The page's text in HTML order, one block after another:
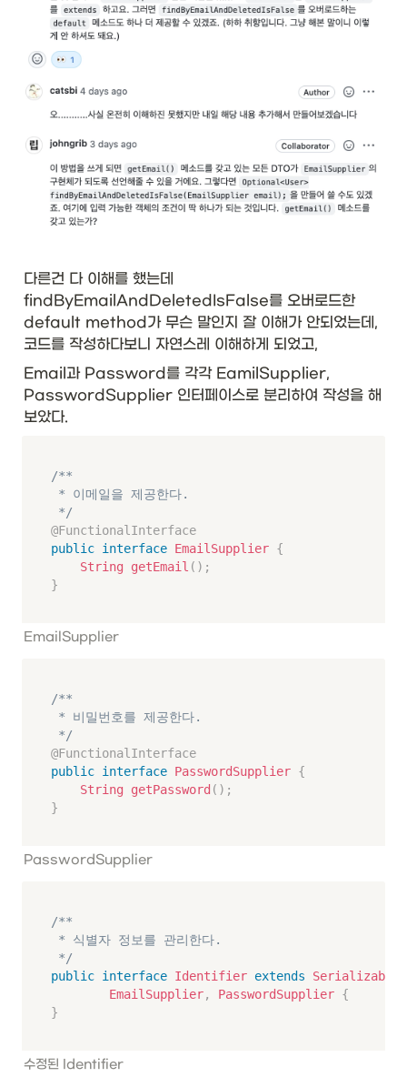
다른건 다 이해를 했는데
findByEmailAndDeletedIsFalse를 오버로드한
default method가 무슨 말인지 잘 이해가 안되었는데,
코드를 작성하다보니 자연스레 이해하게 되었고,
Email과 Password를 각각 EamilSupplier,
PasswordSupplier 인터페이스로 분리하여 작성을 해
보았다.
/**
* 이메일을 제공한다.
*/
@FunctionalInterface
public interface EmailSupplier {
String
getEmail ( ) ;
}
EmailSupplier
/**
* 비밀번호를 제공한다.
*/
@FunctionalInterface
public interface PasswordSupplier {
String
getPassword ( ) ;
}
PasswordSupplier
/**
* 식별자 정보를 관리한다.
*/
public interface Identifier extends Serializable
EmailSupplier, PasswordSupplier {
}
수정된 Identifier